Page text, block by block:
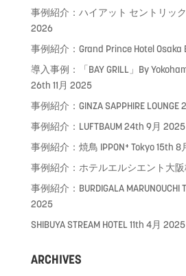
事例紹介：ハイアット セントリッ
2026
事例紹介：Grand Prince Hotel Osaka
導入事例：「BAY GRILL」By
26th 11月 2025
事例紹介：GINZA SAPPHIRE LOUNGE
事例紹介：LUFTBAUM24th 9月 2025
事例紹介：焼鳥 IPPON⁺ Tokyo15th 8
事例紹介：ホテルエルシエント大阪
事例紹介：BURDIGALA MARUNOUCHI
2025
SHIBUYA STREAM HOTEL11th 4月 2025
ARCHIVES